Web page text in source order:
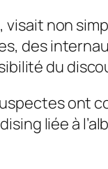
non
des
du
ont
liée à